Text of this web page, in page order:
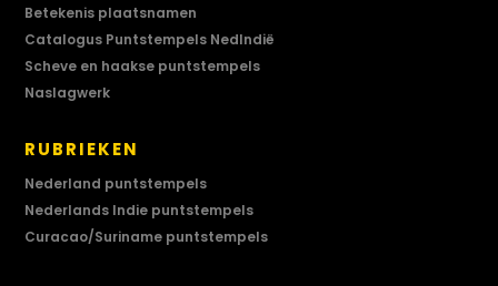
Betekenis plaatsnamen
Catalogus Puntstempels NedIndië
Scheve en haakse puntstempels
Naslagwerk
RUBRIEKEN
Nederland puntstempels
Nederlands Indie puntstempels
Curacao/Suriname puntstempels